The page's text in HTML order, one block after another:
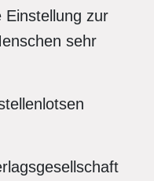
Einstellung zur
sehr